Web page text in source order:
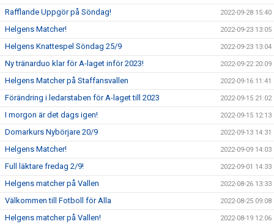
Rafflande Uppgör på Söndag! 2022-09-28 15:40
Helgens Matcher! 2022-09-23 13:05
Helgens Knattespel Söndag 25/9 2022-09-23 13:04
Ny tränarduo klar för A-laget inför 2023! 2022-09-22 20:09
Helgens Matcher på Staffansvallen 2022-09-16 11:41
Förändring i ledarstaben för A-laget till 2023 2022-09-15 21:02
I morgon är det dags igen! 2022-09-15 12:13
Domarkurs Nybörjare 20/9 2022-09-13 14:31
Helgens Matcher! 2022-09-09 14:03
Full läktare fredag 2/9! 2022-09-01 14:33
Helgens matcher på Vallen 2022-08-26 13:33
Välkommen till Fotboll för Alla 2022-08-25 09:08
Helgens matcher på Vallen! 2022-08-19 12:06